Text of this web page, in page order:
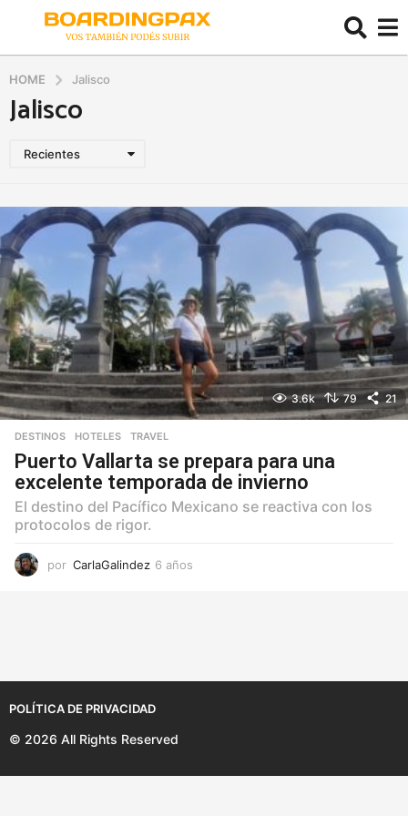
HOME Jalisco
Jalisco
Recientes
3.6k 79 21
DESTINOS ,HOTELES ,TRAVEL
Puerto Vallarta se prepara para una
excelente temporada de invierno
El destino del Pacífico Mexicano se reactiva con los
protocolos de rigor.
por CarlaGalindez 6 años
POLÍTICA DE PRIVACIDAD
© 2026 All Rights Reserved